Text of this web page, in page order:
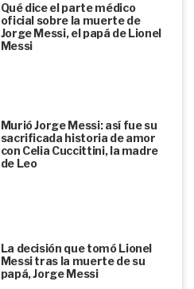
Qué dice el parte médico
oficial sobre la muerte de
Jorge Messi, el papá de Lionel
Messi
Murió Jorge Messi: así fue su
sacrificada historia de amor
con Celia Cuccittini, la madre
de Leo
La decisión que tomó Lionel
Messi tras la muerte de su
papá, Jorge Messi